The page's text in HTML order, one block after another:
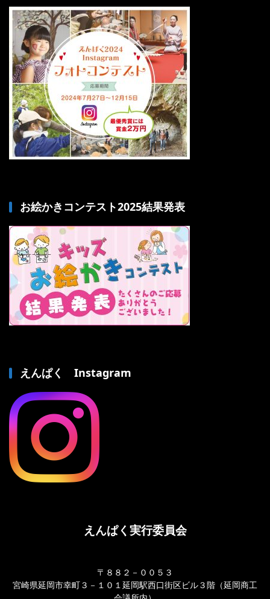
お絵かきコンテスト2025結果発表
えんぱく Instagram
えんぱく実行委員会
〒８８２－００５３
宮崎県延岡市幸町３－１０１延岡駅西口街区ビル３階（延岡商工